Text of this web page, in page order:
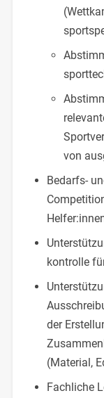
von
Bedarfs-
kontrolle
der
(Material,
Fachliche